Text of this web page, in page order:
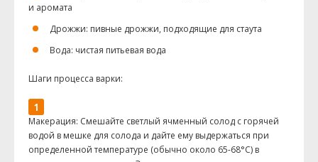
и аромата
Дрожжи: пивные дрожжи, подходящие для стаута
Вода: чистая питьевая вода
Шаги процесса варки:
Макерация: Смешайте светлый ячменный солод с горячей
водой в мешке для солода и дайте ему выдержаться при
определенной температуре (обычно около 65-68°С) в